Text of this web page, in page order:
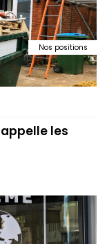
Nos positions
les